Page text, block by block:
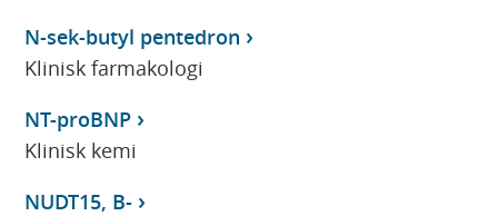
N-sek-butyl pentedron
Klinisk farmakologi
NT-proBNP
Klinisk kemi
NUDT15, B-